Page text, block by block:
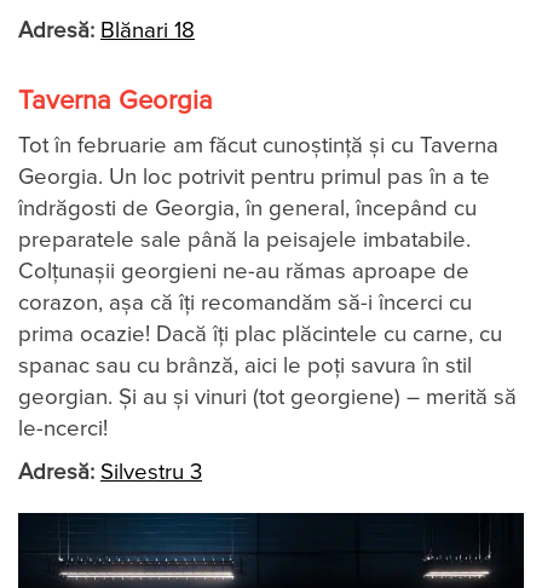
Adresă: Blănari 18
Taverna Georgia
Tot în februarie am făcut cunoştinţă şi cu Taverna
Georgia. Un loc potrivit pentru primul pas în a te
îndrăgosti de Georgia, în general, începând cu
preparatele sale până la peisajele imbatabile.
Colţunaşii georgieni ne-au rămas aproape de
corazon, aşa că îţi recomandăm să-i încerci cu
prima ocazie! Dacă îți plac plăcintele cu carne, cu
spanac sau cu brânză, aici le poți savura în stil
georgian. Și au și vinuri (tot georgiene) – merită să
le-ncerci!
Adresă: Silvestru 3